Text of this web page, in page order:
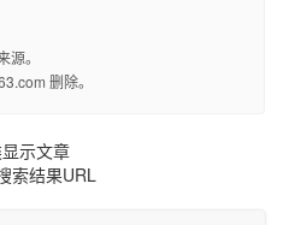
。
删除。
示文章
索结果URL